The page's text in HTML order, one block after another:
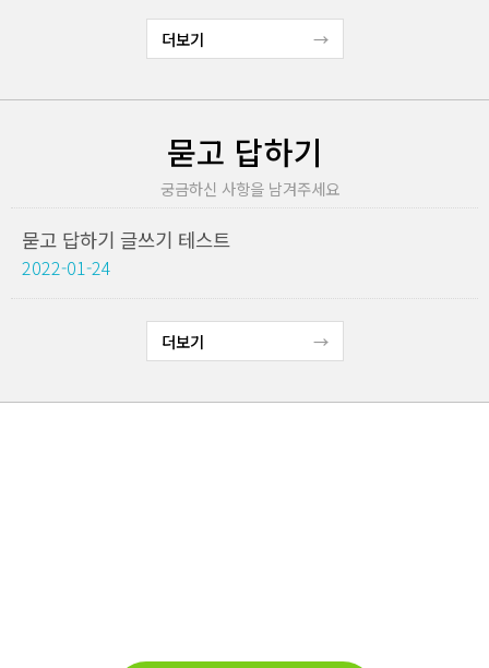
더보기
묻고 답하기
궁금하신 사항을 남겨주세요
묻고 답하기 글쓰기 테스트
2022-01-24
더보기